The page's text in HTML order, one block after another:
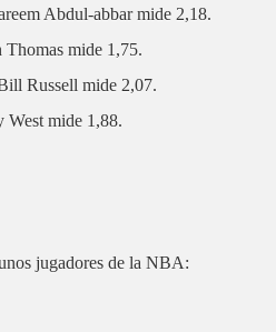
Abdul-abbar mide 2,18.
mide 1,75.
Russell mide 2,07.
West mide 1,88.
jugadores de la NBA: